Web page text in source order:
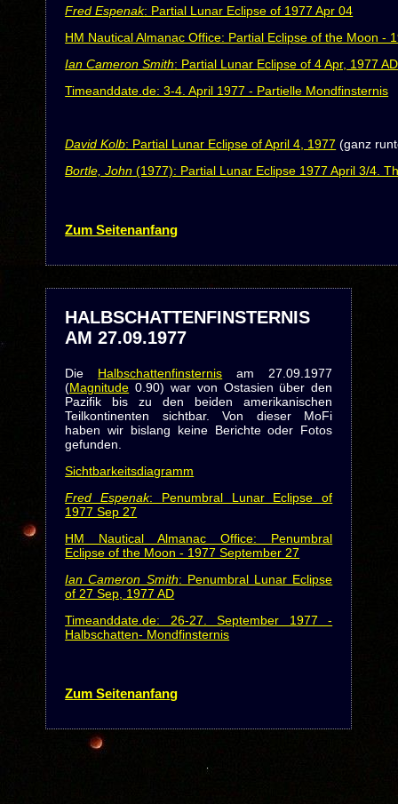
Fred Espenak: Partial Lunar Eclipse of 1977 Apr 04
HM Nautical Almanac Office: Partial Eclipse of the Moon -
Ian Cameron Smith: Partial Lunar Eclipse of 4 Apr, 1977 AD
Timeanddate.de: 3-4. April 1977 - Partielle Mondfinsternis
David Kolb: Partial Lunar Eclipse of April 4, 1977 (ganz
Bortle, John (1977): Partial Lunar Eclipse 1977 April 3/4.
Zum Seitenanfang
HALBSCHATTENFINSTERNIS
AM 27.09.1977
Die Halbschattenfinsternis am 27.09.1977
(Magnitude 0.90) war von Ostasien über den
Pazifik bis zu den beiden amerikanischen
Teilkontinenten sichtbar. Von dieser MoFi
haben wir bislang keine Berichte oder Fotos
gefunden.
Sichtbarkeitsdiagramm
Fred Espenak: Penumbral Lunar Eclipse of
1977 Sep 27
HM Nautical Almanac Office: Penumbral
Eclipse of the Moon - 1977 September 27
Ian Cameron Smith: Penumbral Lunar Eclipse
of 27 Sep, 1977 AD
Timeanddate.de: 26-27. September 1977 -
Halbschatten- Mondfinsternis
Zum Seitenanfang